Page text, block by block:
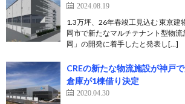
2024.08.19
1.3万坪、26年春竣工見込む 東京建
岡市で新たなマルチテナント型物流
岡」の開発に着手したと発表し[…]
CREの新たな物流施設が神戸
倉庫が1棟借り決定
2020.04.30